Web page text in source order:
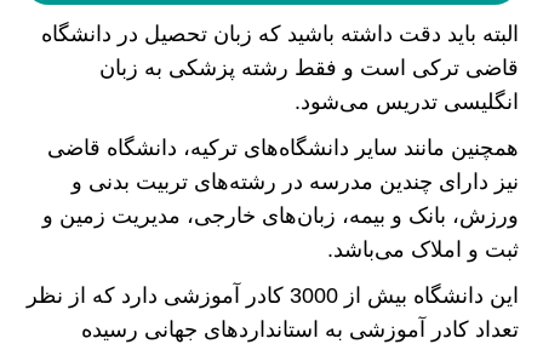
البته باید دقت داشته باشید که زبان تحصیل در دانشگاه
قاضی ترکی است و فقط رشته پزشکی به زبان
انگلیسی تدریس می‌شود.
همچنین مانند سایر دانشگاه‌های ترکیه، دانشگاه قاضی
نیز دارای چندین مدرسه در رشته‌های تربیت بدنی و
ورزش، بانک و بیمه، زبان‌های خارجی، مدیریت زمین و
ثبت و املاک می‌باشد.
این دانشگاه بیش از 3000 کادر آموزشی دارد که از نظر
تعداد کادر آموزشی به استانداردهای جهانی رسیده